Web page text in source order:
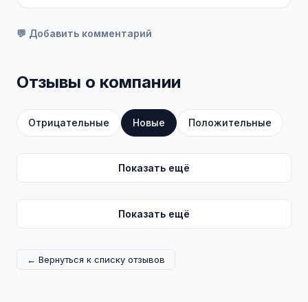
💬 Добавить комментарий
Отзывы о компании
Отрицательные Новые Положительные
Показать ещё
Показать ещё
← Вернуться к списку отзывов